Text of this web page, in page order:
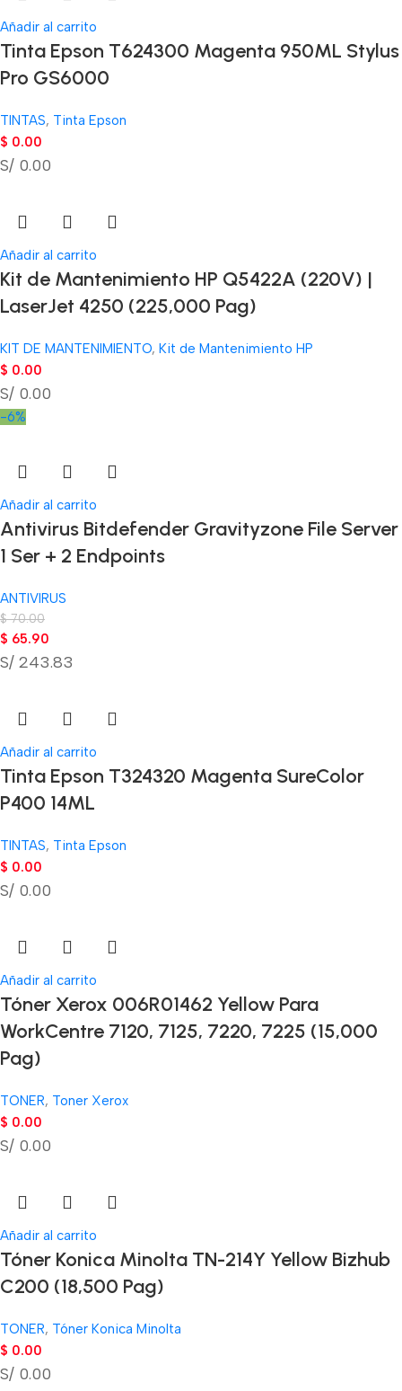
Añadir al carrito
Tinta Epson T624300 Magenta 950ML Stylus
Pro GS6000
TINTAS, Tinta Epson
$ 0.00
S/ 0.00
Añadir al carrito
Kit de Mantenimiento HP Q5422A (220V) |
LaserJet 4250 (225,000 Pag)
KIT DE MANTENIMIENTO, Kit de Mantenimiento HP
$ 0.00
S/ 0.00
-6%
Añadir al carrito
Antivirus Bitdefender Gravityzone File Server
1 Ser + 2 Endpoints
ANTIVIRUS
$70.00
$ 65.90
S/ 243.83
Añadir al carrito
Tinta Epson T324320 Magenta SureColor
P400 14ML
TINTAS, Tinta Epson
$ 0.00
S/ 0.00
Añadir al carrito
Tóner Xerox 006R01462 Yellow Para
WorkCentre 7120, 7125, 7220, 7225 (15,000
Pag)
TONER, Toner Xerox
$ 0.00
S/ 0.00
Añadir al carrito
Tóner Konica Minolta TN-214Y Yellow Bizhub
C200 (18,500 Pag)
TONER, Tóner Konica Minolta
$ 0.00
S/ 0.00